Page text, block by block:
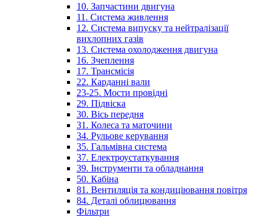
10. Запчастини двигуна
11. Система живлення
12. Система випуску та нейтралізації
вихлопних газів
13. Система охолодження двигуна
16. Зчеплення
17. Трансмісія
22. Карданні вали
23-25. Мости провідні
29. Підвіска
30. Вісь передня
31. Колеса та маточини
34. Рульове керування
35. Гальмівна система
37. Електроустаткування
39. Інструменти та обладнання
50. Кабіна
81. Вентиляція та кондиціювання повітря
84. Деталі облицювання
Фільтри